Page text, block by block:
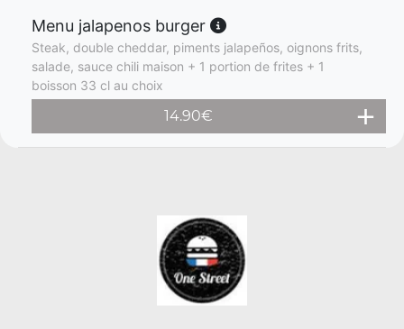
Menu jalapenos burger
Steak, double cheddar, piments jalapeños, oignons frits,
salade, sauce chili maison + 1 portion de frites + 1
boisson 33 cl au choix
14.90€